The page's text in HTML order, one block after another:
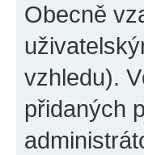
Obecně
vzhledu).
přidaných